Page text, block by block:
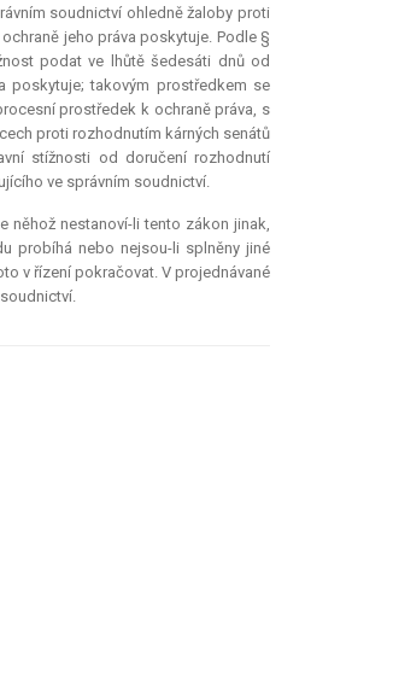
soudnictví ohledně žaloby proti
jeho práva poskytuje. Podle §
podat ve lhůtě šedesáti dnů od
poskytuje; takovým prostředkem se
prostředek k ochraně práva, s
proti rozhodnutím kárných senátů
stížnosti od doručení rozhodnutí
ve správním soudnictví.
něhož nestanoví-li tento zákon jinak,
probíhá nebo nejsou-li splněny jiné
v řízení pokračovat. V projednávané